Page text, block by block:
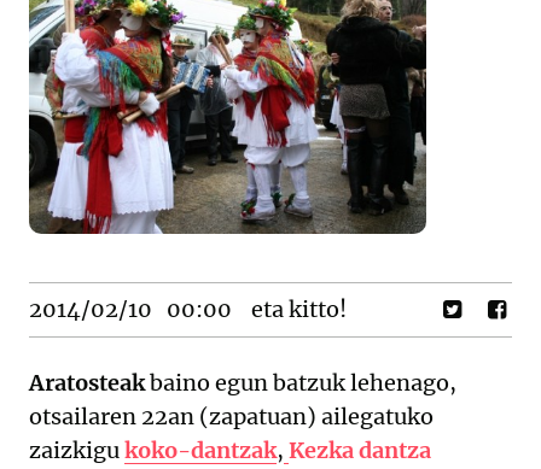
2014/02/10 00:00 eta kitto!
Aratosteakbaino egun batzuk lehenago,
otsailaren 22an (zapatuan) ailegatuko
zaizkigukoko-dantzak, Kezka dantza